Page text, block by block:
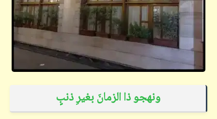
ونهجو ذا الزمانَ بغيرِ ذنبٍ